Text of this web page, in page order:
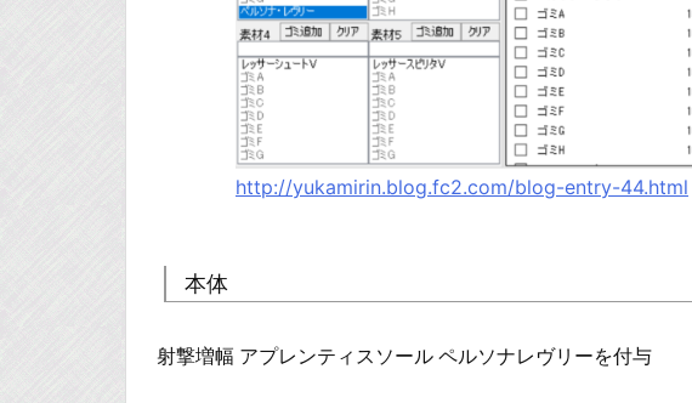
http://yukamirin.blog.fc2.com/blog-entry-44.html
本体
射撃増幅 アプレンティスソール ペルソナレヴリーを付与